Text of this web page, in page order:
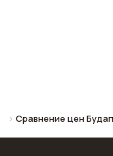
Сравнение цен